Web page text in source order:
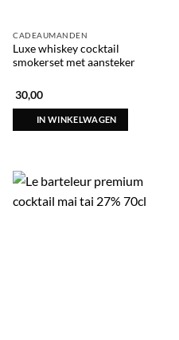
CADEAUMANDEN
Luxe whiskey cocktail
smokerset met aansteker
30,00
IN WINKELWAGEN